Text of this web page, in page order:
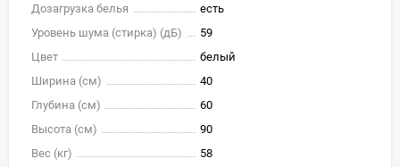
Дозагрузка белья
есть
Уровень шума (стирка) (дБ)
59
Цвет
белый
Ширина (см)
40
Глубина (см)
60
Высота (см)
90
Вес (кг)
58